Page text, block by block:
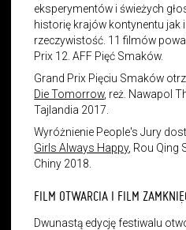
eksperymentów i świeżych
historię krajów kontynentu jak
rzeczywistość. 11 filmów
Prix 12. AFF Pięć Smaków.
Grand Prix Pięciu Smaków
Die Tomorrow, reż. Nawapol
Tajlandia 2017.
Wyróżnienie People's Jury
Girls Always Happy, Rou Qing
Chiny 2018.
FILM OTWARCIA I FILM
Dwunastą edycję festiwalu